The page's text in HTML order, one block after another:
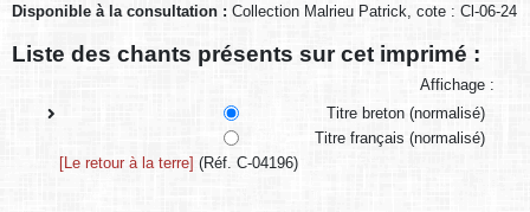
Disponible à la consultation : Collection Malrieu Patrick, cote : Cl-06-24
Liste des chants présents sur cet imprimé :
Affichage :
Titre breton (normalisé)
Titre français (normalisé)
[Le retour à la terre] (Réf. C-04196)